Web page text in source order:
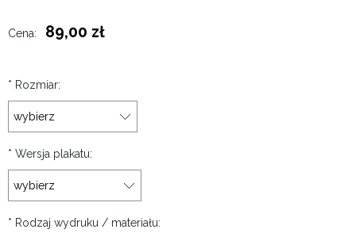
Cena: 89,00 zł
* Rozmiar:
* Wersja plakatu:
* Rodzaj wydruku / materiału: